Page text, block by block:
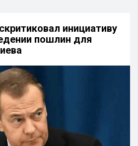
инициативу
пошлин для